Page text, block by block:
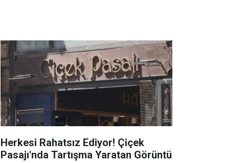
Herkesi Rahatsız Ediyor! Çiçek
Pasajı'nda Tartışma Yaratan Görüntü